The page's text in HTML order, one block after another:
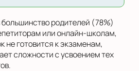
большинство родителей (78%)
или онлайн-школам,
не готовится к экзаменам,
сложности с усвоением тех